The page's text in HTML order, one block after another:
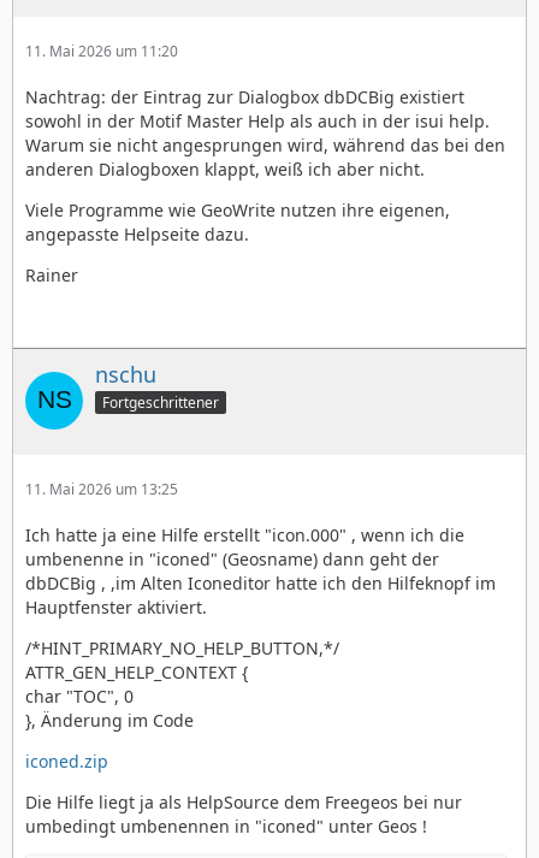
11. Mai 2026 um 11:20
Nachtrag: der Eintrag zur Dialogbox dbDCBig existiert
sowohl in der Motif Master Help als auch in der isui help.
Warum sie nicht angesprungen wird, während das bei den
anderen Dialogboxen klappt, weiß ich aber nicht.
Viele Programme wie GeoWrite nutzen ihre eigenen,
angepasste Helpseite dazu.
Rainer
nschu
Fortgeschrittener
11. Mai 2026 um 13:25
Ich hatte ja eine Hilfe erstellt "icon.000" , wenn ich die
umbenenne in "iconed" (Geosname) dann geht der
dbDCBig , ,im Alten Iconeditor hatte ich den Hilfeknopf im
Hauptfenster aktiviert.
/*HINT_PRIMARY_NO_HELP_BUTTON,*/
ATTR_GEN_HELP_CONTEXT {
char "TOC", 0
}, Änderung im Code
iconed.zip
Die Hilfe liegt ja als HelpSource dem Freegeos bei nur
umbedingt umbenennen in "iconed" unter Geos !